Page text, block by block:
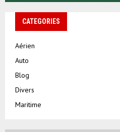
CATEGORIES
Aérien
Auto
Blog
Divers
Maritime